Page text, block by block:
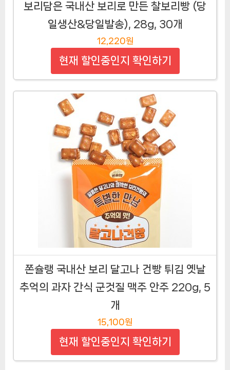
보리담은 국내산 보리로 만든 찰보리빵 (당
일생산&당일발송), 28g, 30개
12,220원
현재 할인중인지 확인하기
쫀슐랭 국내산 보리 달고나 건빵 튀김 옛날
추억의 과자 간식 군것질 맥주 안주 220g, 5
개
15,100원
현재 할인중인지 확인하기